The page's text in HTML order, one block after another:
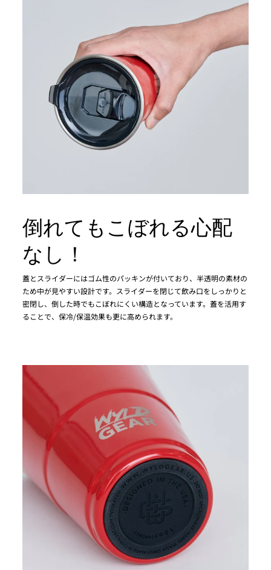
倒れてもこぼれる心配
なし！
蓋とスライダーにはゴム性のパッキンが付いており、半透明の素材の
ため中が見やすい設計です。スライダーを閉じて飲み口をしっかりと
密閉し、倒した時でもこぼれにくい構造となっています。蓋を活用す
ることで、保冷/保温効果も更に高められます。